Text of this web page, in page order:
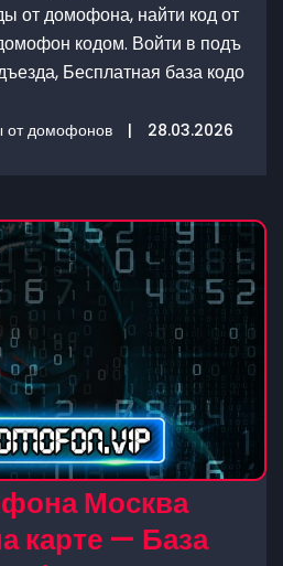
от домофона, найти код от
кодом. Войти в подъ
Бесплатная база кодо
от домофонов | 28.03.2026
Москва
карте — База